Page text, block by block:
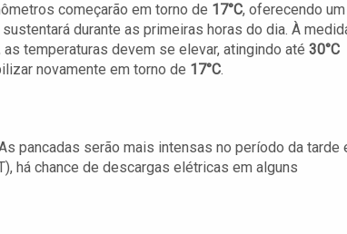
começarão em torno de 17°C, oferecendo um
durante as primeiras horas do dia. À
as temperaturas devem se elevar, atingindo até 30°C
novamente em torno de 17°C.
pancadas serão mais intensas no período da tarde
há chance de descargas elétricas em alguns